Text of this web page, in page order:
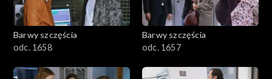
Barwy szczęścia
odc. 1658
Barwy szczęścia
odc. 1657